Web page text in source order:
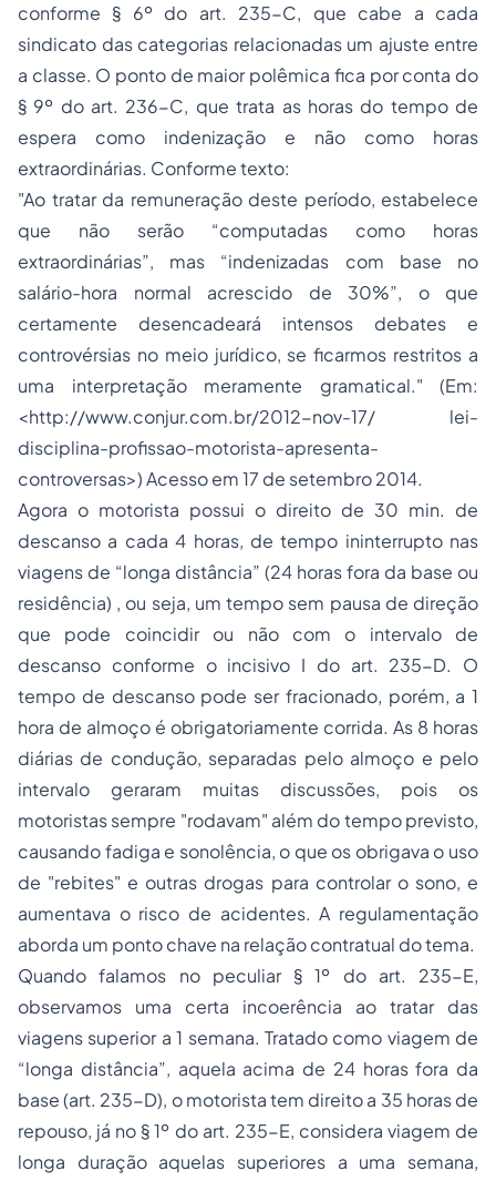
conforme § 6º do art. 235-C, que cabe a cada
sindicato das categorias relacionadas um ajuste entre
a classe. O ponto de maior polêmica fica por conta do
§ 9º do art. 236-C, que trata as horas do tempo de
espera como indenização e não como horas
extraordinárias. Conforme texto:
"Ao tratar da remuneração deste período, estabelece
que não serão “computadas como horas
extraordinárias”, mas “indenizadas com base no
salário-hora normal acrescido de 30%”, o que
certamente desencadeará intensos debates e
controvérsias no meio jurídico, se ficarmos restritos a
uma interpretação meramente gramatical." (Em:
<http://www.conjur.com.br/2012-nov-17/ lei-
disciplina-profissao-motorista-apresenta-
controversas>) Acesso em 17 de setembro 2014.
Agora o motorista possui o direito de 30 min. de
descanso a cada 4 horas, de tempo ininterrupto nas
viagens de “longa distância” (24 horas fora da base ou
residência) , ou seja, um tempo sem pausa de direção
que pode coincidir ou não com o intervalo de
descanso conforme o incisivo I do art. 235-D. O
tempo de descanso pode ser fracionado, porém, a 1
hora de almoço é obrigatoriamente corrida. As 8 horas
diárias de condução, separadas pelo almoço e pelo
intervalo geraram muitas discussões, pois os
motoristas sempre "rodavam" além do tempo previsto,
causando fadiga e sonolência, o que os obrigava o uso
de "rebites" e outras drogas para controlar o sono, e
aumentava o risco de acidentes. A regulamentação
aborda um ponto chave na relação contratual do tema.
Quando falamos no peculiar § 1º do art. 235-E,
observamos uma certa incoerência ao tratar das
viagens superior a 1 semana. Tratado como viagem de
“longa distância”, aquela acima de 24 horas fora da
base (art. 235-D), o motorista tem direito a 35 horas de
repouso, já no § 1º do art. 235-E, considera viagem de
longa duração aquelas superiores a uma semana,